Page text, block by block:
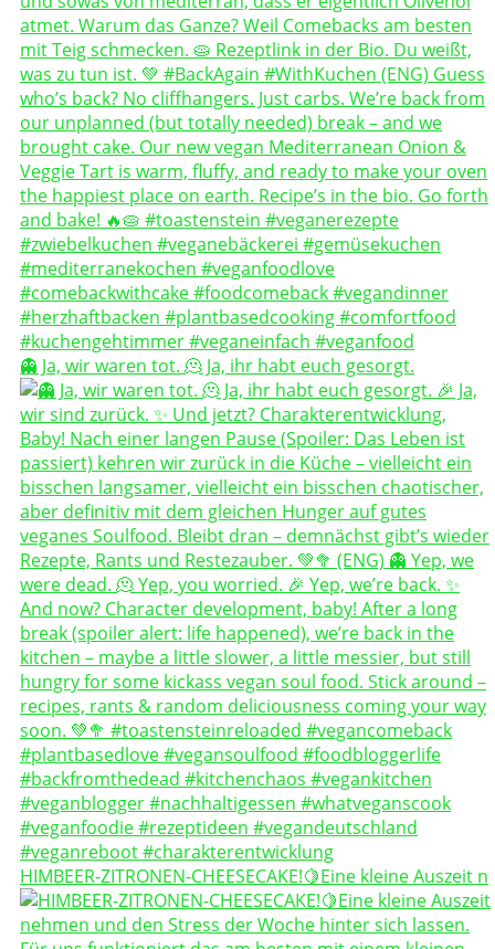
👻 Ja, wir waren tot. 🫠 Ja, ihr habt euch gesorgt.
HIMBEER-ZITRONEN-CHEESECAKE!🍋Eine kleine Auszeit n